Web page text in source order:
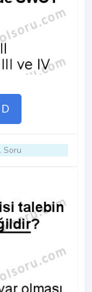
D
Soru